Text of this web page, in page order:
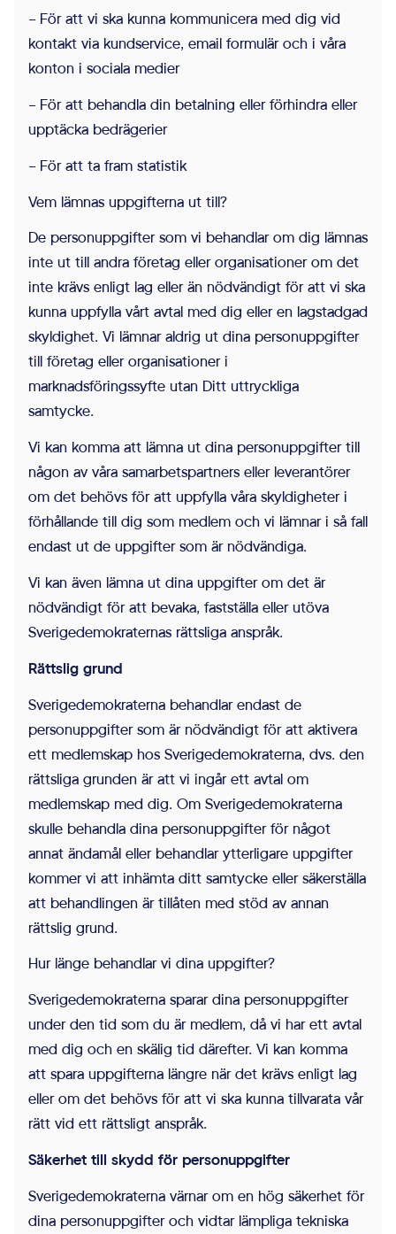
– För att vi ska kunna kommunicera med dig vid
kontakt via kundservice, email formulär och i våra
konton i sociala medier
– För att behandla din betalning eller förhindra eller
upptäcka bedrägerier
– För att ta fram statistik
Vem lämnas uppgifterna ut till?
De personuppgifter som vi behandlar om dig lämnas
inte ut till andra företag eller organisationer om det
inte krävs enligt lag eller än nödvändigt för att vi ska
kunna uppfylla vårt avtal med dig eller en lagstadgad
skyldighet. Vi lämnar aldrig ut dina personuppgifter
till företag eller organisationer i
marknadsföringssyfte utan Ditt uttryckliga
samtycke.
Vi kan komma att lämna ut dina personuppgifter till
någon av våra samarbetspartners eller leverantörer
om det behövs för att uppfylla våra skyldigheter i
förhållande till dig som medlem och vi lämnar i så fall
endast ut de uppgifter som är nödvändiga.
Vi kan även lämna ut dina uppgifter om det är
nödvändigt för att bevaka, fastställa eller utöva
Sverigedemokraternas rättsliga anspråk.
Rättslig grund
Sverigedemokraterna behandlar endast de
personuppgifter som är nödvändigt för att aktivera
ett medlemskap hos Sverigedemokraterna, dvs. den
rättsliga grunden är att vi ingår ett avtal om
medlemskap med dig. Om Sverigedemokraterna
skulle behandla dina personuppgifter för något
annat ändamål eller behandlar ytterligare uppgifter
kommer vi att inhämta ditt samtycke eller säkerställa
att behandlingen är tillåten med stöd av annan
rättslig grund.
Hur länge behandlar vi dina uppgifter?
Sverigedemokraterna sparar dina personuppgifter
under den tid som du är medlem, då vi har ett avtal
med dig och en skälig tid därefter. Vi kan komma
att spara uppgifterna längre när det krävs enligt lag
eller om det behövs för att vi ska kunna tillvarata vår
rätt vid ett rättsligt anspråk.
Säkerhet till skydd för personuppgifter
Sverigedemokraterna värnar om en hög säkerhet för
dina personuppgifter och vidtar lämpliga tekniska